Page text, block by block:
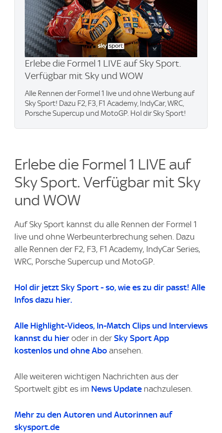
Erlebe die Formel 1 LIVE auf Sky Sport.
Verfügbar mit Sky und WOW
Alle Rennen der Formel 1 live und ohne Werbung auf
Sky Sport! Dazu F2, F3, F1 Academy, IndyCar, WRC,
Porsche Supercup und MotoGP. Hol dir Sky Sport!
Erlebe die Formel 1 LIVE auf
Sky Sport. Verfügbar mit Sky
und WOW
Auf Sky Sport kannst du alle Rennen der Formel 1
live und ohne Werbeunterbrechung sehen. Dazu
alle Rennen der F2, F3, F1 Academy, IndyCar Series,
WRC, Porsche Supercup und MotoGP.
Hol dir jetzt Sky Sport - so, wie es zu dir passt! Alle
Infos dazu hier.
Alle Highlight-Videos, In-Match Clips und Interviews
kannst du hier oder in der Sky Sport App
kostenlos und ohne Abo ansehen.
Alle weiteren wichtigen Nachrichten aus der
Sportwelt gibt es im News Update nachzulesen.
Mehr zu den Autoren und Autorinnen auf
skysport.de